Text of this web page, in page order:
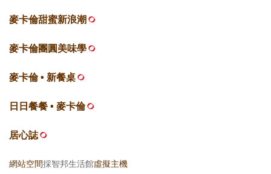
麥卡倫甜蜜新浪潮
麥卡倫團圓美味學
麥卡倫 • 新餐桌
日日餐餐 • 麥卡倫
居心誌
網站空間採智邦生活館虛擬主機